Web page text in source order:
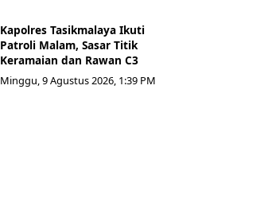
Kapolres Tasikmalaya Ikuti
Patroli Malam, Sasar Titik
Keramaian dan Rawan C3
Minggu, 9 Agustus 2026, 1:39 PM